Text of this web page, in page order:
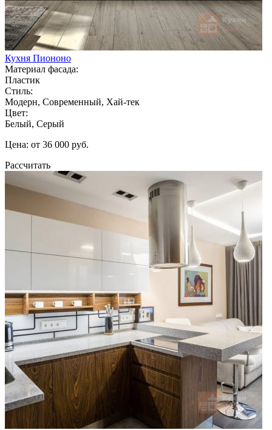
Кухня Пиононо
Материал фасада:
Пластик
Стиль:
Модерн, Современный, Хай-тек
Цвет:
Белый, Серый
Цена: от 36 000 руб.
Рассчитать